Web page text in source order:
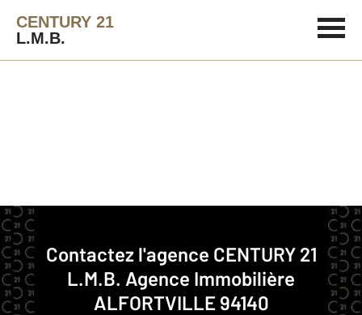
CENTURY 21
L.M.B.
Contactez l'agence CENTURY 21
L.M.B. Agence Immobilière
ALFORTVILLE 94140
Agence immobilière
Notre agence à ALFORTVILLE